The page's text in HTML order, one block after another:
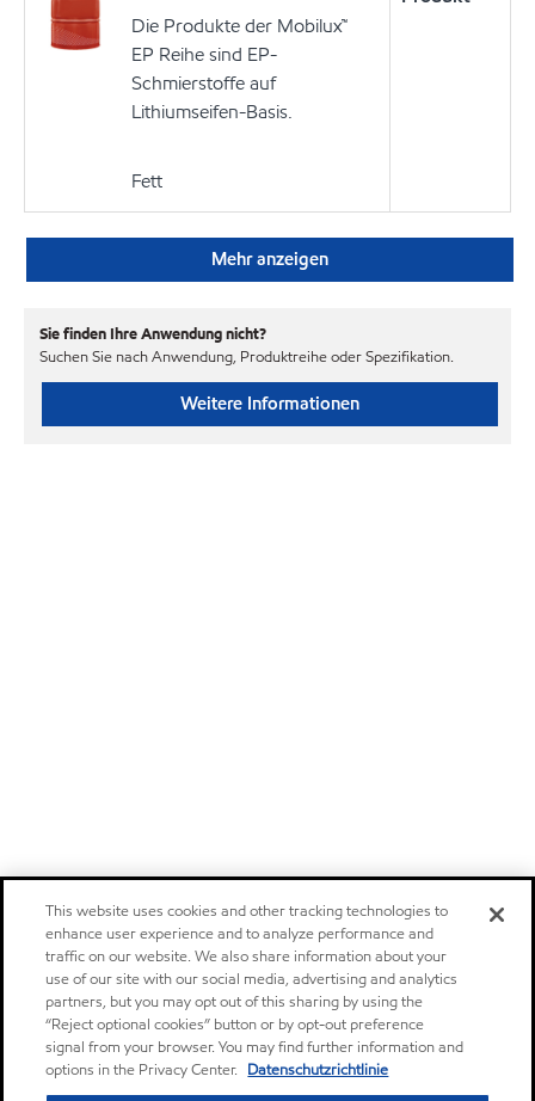
Die Produkte der Mobilux™
EP Reihe sind EP-
Schmierstoffe auf
Lithiumseifen-Basis.
Fett
Mehr anzeigen
Sie finden Ihre Anwendung nicht?
Suchen Sie nach Anwendung, Produktreihe oder Spezifikation.
Weitere Informationen
This website uses cookies and other tracking technologies to
enhance user experience and to analyze performance and
traffic on our website. We also share information about your
use of our site with our social media, advertising and analytics
partners, but you may opt out of this sharing by using the
“Reject optional cookies” button or by opt-out preference
signal from your browser. You may find further information and
options in the Privacy Center. Datenschutzrichtlinie